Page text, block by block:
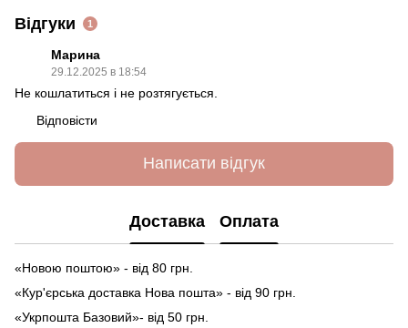
Відгуки 1
Марина
29.12.2025 в 18:54
Не кошлатиться і не розтягується.
Відповісти
Написати відгук
Доставка Оплата
«Новою поштою» - від 80 грн.
«Кур'єрська доставка Нова пошта» - від 90 грн.
«Укрпошта Базовий»- від 50 грн.